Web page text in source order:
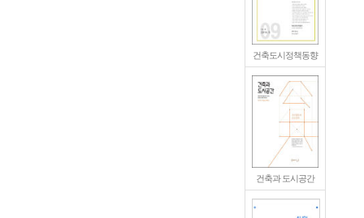
건축도시정책동향
건축과 도시공간